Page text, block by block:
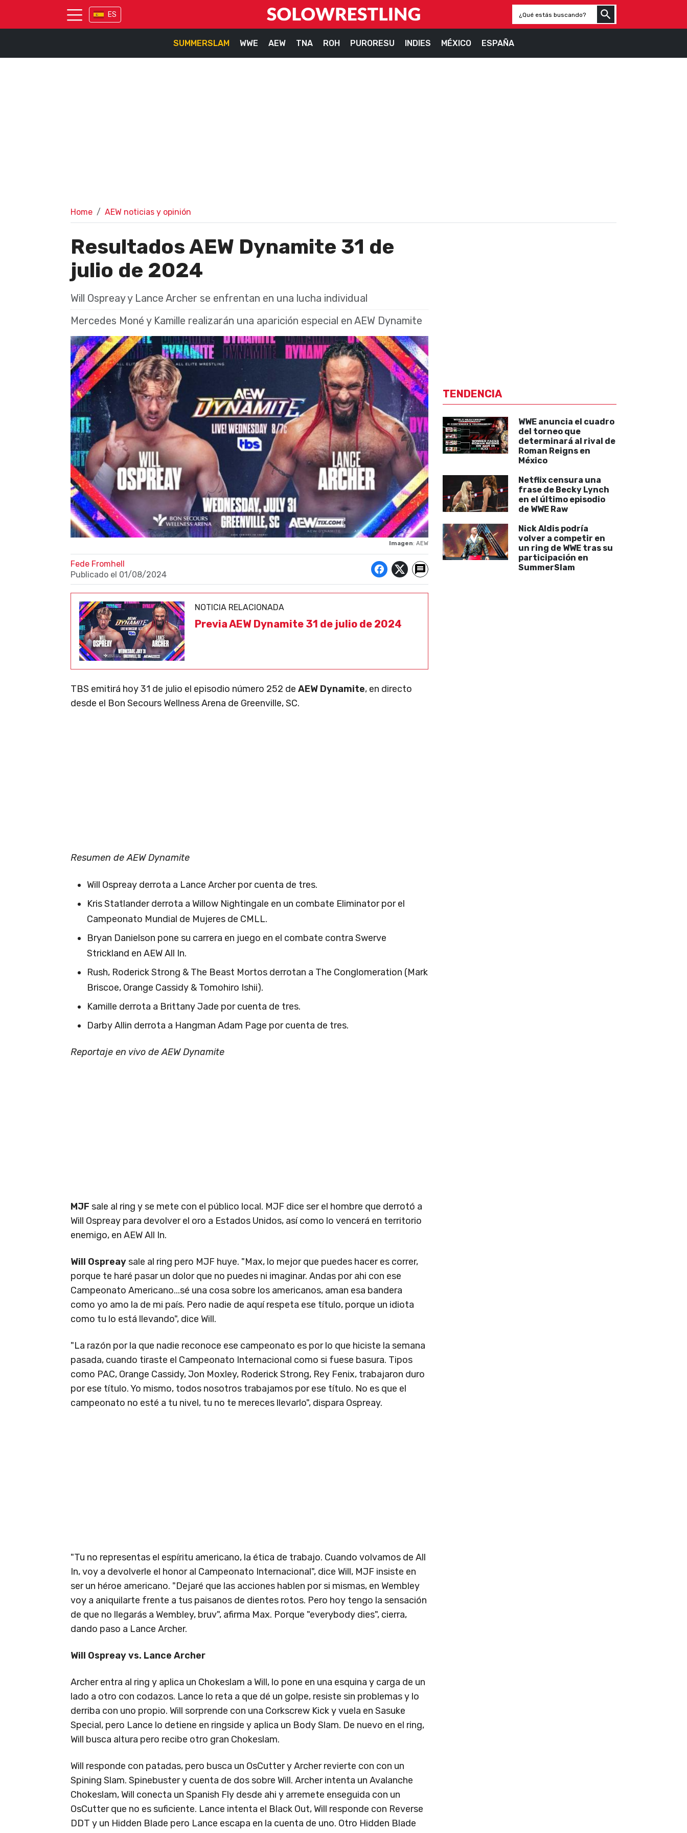
ES
SUMMERSLAM WWE AEW TNA ROH PURORESU INDIES MÉXICO ESPAÑA
Home AEW noticias y opinión
Resultados AEW Dynamite 31 de
julio de 2024
Will Ospreay y Lance Archer se enfrentan en una lucha individual
Mercedes Moné y Kamille realizarán una aparición especial en AEW Dynamite
Imagen: AEW
Fede Fromhell
Publicado el 01/08/2024
NOTICIA RELACIONADA
Previa AEW Dynamite 31 de julio de 2024
TBS emitirá hoy 31 de julio el episodio número 252 de AEW Dynamite, en directo
desde el Bon Secours Wellness Arena de Greenville, SC.
Resumen de AEW Dynamite
Will Ospreay derrota a Lance Archer por cuenta de tres.
Kris Statlander derrota a Willow Nightingale en un combate Eliminator por el
Campeonato Mundial de Mujeres de CMLL.
Bryan Danielson pone su carrera en juego en el combate contra Swerve
Strickland en AEW All In.
Rush, Roderick Strong & The Beast Mortos derrotan a The Conglomeration (Mark
Briscoe, Orange Cassidy & Tomohiro Ishii).
Kamille derrota a Brittany Jade por cuenta de tres.
Darby Allin derrota a Hangman Adam Page por cuenta de tres.
Reportaje en vivo de AEW Dynamite
MJF sale al ring y se mete con el público local. MJF dice ser el hombre que derrotó a
Will Ospreay para devolver el oro a Estados Unidos, así como lo vencerá en territorio
enemigo, en AEW All In.
Will Ospreaysale al ring pero MJF huye. "Max, lo mejor que puedes hacer es correr,
porque te haré pasar un dolor que no puedes ni imaginar. Andas por ahi con ese
Campeonato Americano...sé una cosa sobre los americanos, aman esa bandera
como yo amo la de mi país. Pero nadie de aquí respeta ese título, porque un idiota
como tu lo está llevando", dice Will.
"La razón por la que nadie reconoce ese campeonato es por lo que hiciste la semana
pasada, cuando tiraste el Campeonato Internacional como si fuese basura. Tipos
como PAC, Orange Cassidy, Jon Moxley, Roderick Strong, Rey Fenix, trabajaron duro
por ese título. Yo mismo, todos nosotros trabajamos por ese título. No es que el
campeonato no esté a tu nivel, tu no te mereces llevarlo", dispara Ospreay.
"Tu no representas el espíritu americano, la ética de trabajo. Cuando volvamos de All
In, voy a devolverle el honor al Campeonato Internacional", dice Will, MJF insiste en
ser un héroe americano. "Dejaré que las acciones hablen por si mismas, en Wembley
voy a aniquilarte frente a tus paisanos de dientes rotos. Pero hoy tengo la sensación
de que no llegarás a Wembley, bruv", afirma Max. Porque "everybody dies", cierra,
dando paso a Lance Archer.
Will Ospreay vs. Lance Archer
Archer entra al ring y aplica un Chokeslam a Will, lo pone en una esquina y carga de un
lado a otro con codazos. Lance lo reta a que dé un golpe, resiste sin problemas y lo
derriba con uno propio. Will sorprende con una Corkscrew Kick y vuela en Sasuke
Special, pero Lance lo detiene en ringside y aplica un Body Slam. De nuevo en el ring,
Will busca altura pero recibe otro gran Chokeslam.
Will responde con patadas, pero busca un OsCutter y Archer revierte con con un
Spining Slam. Spinebuster y cuenta de dos sobre Will. Archer intenta un Avalanche
Chokeslam, Will conecta un Spanish Fly desde ahi y arremete enseguida con un
OsCutter que no es suficiente. Lance intenta el Black Out, Will responde con Reverse
DDT y un Hidden Blade pero Lance escapa en la cuenta de uno. Otro Hidden Blade
TENDENCIA
WWE anuncia el cuadro
del torneo que
determinará al rival de
Roman Reigns en
México
Netflix censura una
frase de Becky Lynch
en el último episodio
de WWE Raw
Nick Aldis podría
volver a competir en
un ring de WWE tras su
participación en
SummerSlam